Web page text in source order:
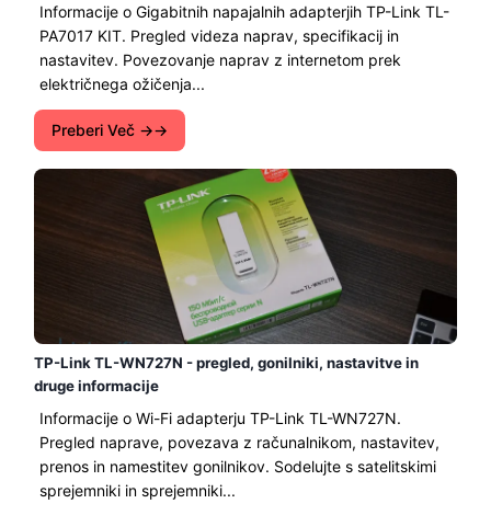
Informacije o Gigabitnih napajalnih adapterjih TP-Link TL-
PA7017 KIT. Pregled videza naprav, specifikacij in
nastavitev. Povezovanje naprav z internetom prek
električnega ožičenja...
Preberi Več →
TP-Link TL-WN727N - pregled, gonilniki, nastavitve in
druge informacije
Informacije o Wi-Fi adapterju TP-Link TL-WN727N.
Pregled naprave, povezava z računalnikom, nastavitev,
prenos in namestitev gonilnikov. Sodelujte s satelitskimi
sprejemniki in sprejemniki...